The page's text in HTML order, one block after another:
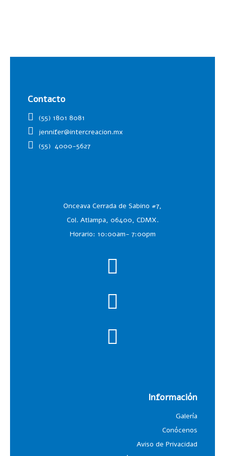
Contacto
(55) 1801 8081
jennifer@intercreacion.mx
(55) 4000-5627
Onceava Cerrada de Sabino #7,
Col. Atlampa, 06400, CDMX.
Horario: 10:00am- 7:00pm
Información
Galería
Conócenos
Aviso de Privacidad